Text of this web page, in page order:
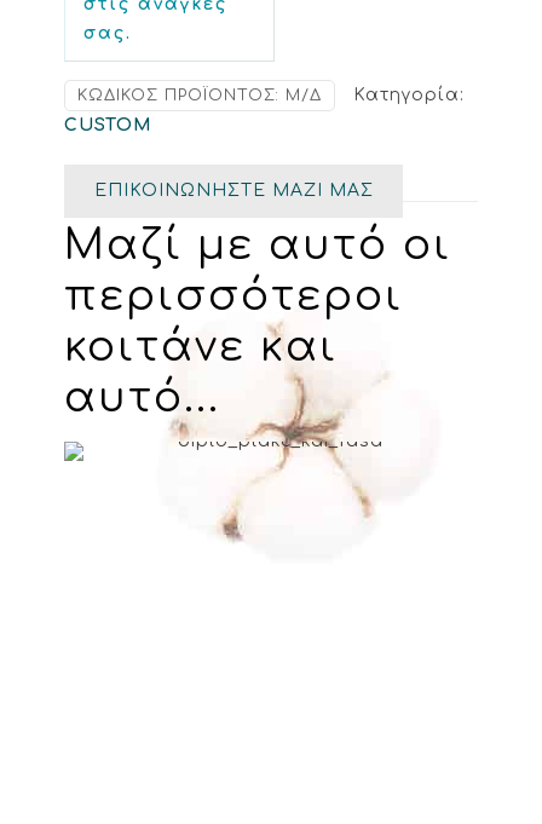
στις ανάγκες
σας.
ΚΩΔΙΚΌΣ ΠΡΟΪΌΝΤΟΣ: Μ/Δ
Κατηγορία:
CUSTOM
ΕΠΙΚΟΙΝΩΝΗΣΤΕ ΜΑΖΙ ΜΑΣ
Μαζί με αυτό οι
περισσότεροι
κοιτάνε και
αυτό...